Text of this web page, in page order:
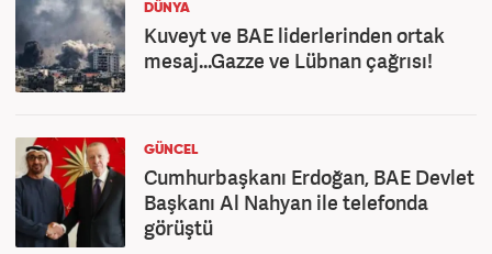
DÜNYA
Kuveyt ve BAE liderlerinden ortak
mesaj...Gazze ve Lübnan çağrısı!
GÜNCEL
Cumhurbaşkanı Erdoğan, BAE Devlet
Başkanı Al Nahyan ile telefonda
görüştü